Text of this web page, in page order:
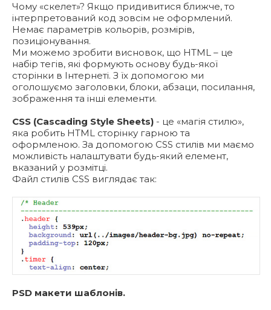
Чому «скелет»? Якщо придивитися ближче, то
інтерпретований код зовсім не оформлений.
Немає параметрів кольорів, розмірів,
позиціонування.
Ми можемо зробити висновок, що HTML – це
набір тегів, які формують основу будь-якої
сторінки в Інтернеті. З їх допомогою ми
оголошуємо заголовки, блоки, абзаци, посилання,
зображення та інші елементи.
CSS (Cascading Style Sheets) - це «магія стилю»,
яка робить HTML сторінку гарною та
оформленою. За допомогою CSS стилів ми маємо
можливість налаштувати будь-який елемент,
вказаний у розмітці.
Файл стилів СSS виглядає так:
PSD макети шаблонів.